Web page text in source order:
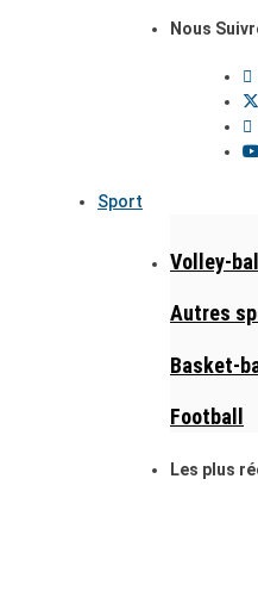
Nous
Sport
Volley-ball
Autres
Basket-
Football
Les plus